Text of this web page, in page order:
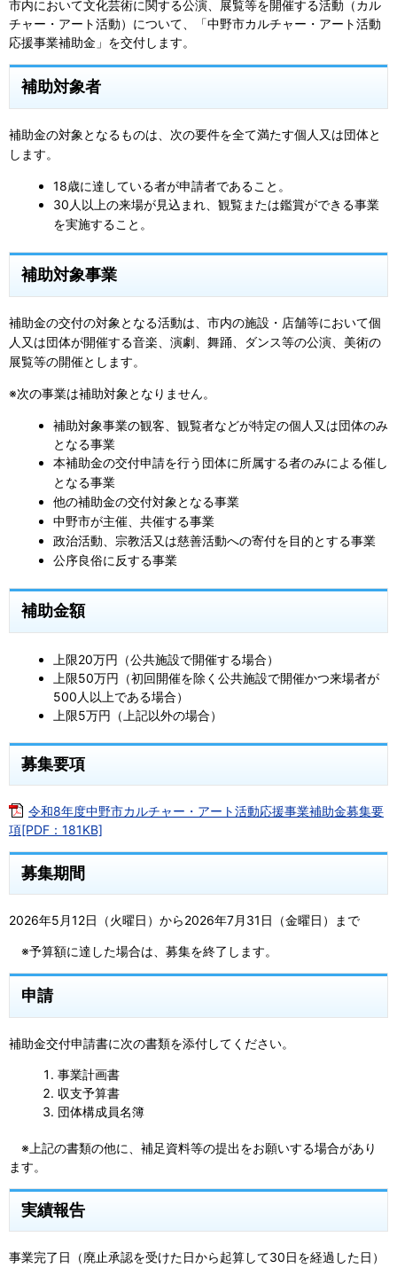
市内において文化芸術に関する公演、展覧等を開催する活動（カル
チャー・アート活動）について、「中野市カルチャー・アート活動
応援事業補助金」を交付します。
補助対象者
補助金の対象となるものは、次の要件を全て満たす個人又は団体と
します。
18歳に達している者が申請者であること。
30人以上の来場が見込まれ、観覧または鑑賞ができる事業
を実施すること。
補助対象事業
補助金の交付の対象となる活動は、市内の施設・店舗等において個
人又は団体が開催する音楽、演劇、舞踊、ダンス等の公演、美術の
展覧等の開催とします。
※次の事業は補助対象となりません。
補助対象事業の観客、観覧者などが特定の個人又は団体のみ
となる事業
本補助金の交付申請を行う団体に所属する者のみによる催し
となる事業
他の補助金の交付対象となる事業
中野市が主催、共催する事業
政治活動、宗教活又は慈善活動への寄付を目的とする事業
公序良俗に反する事業
補助金額
上限20万円（公共施設で開催する場合）
上限50万円（初回開催を除く公共施設で開催かつ来場者が
500人以上である場合）
上限5万円（上記以外の場合）
募集要項
令和8年度中野市カルチャー・アート活動応援事業補助金募集要
項[PDF：181KB]
募集期間
2026年5月12日（火曜日）から2026年7月31日（金曜日）まで
※予算額に達した場合は、募集を終了します。
申請
補助金交付申請書に次の書類を添付してください。
事業計画書
収支予算書
団体構成員名簿
※上記の書類の他に、補足資料等の提出をお願いする場合があり
ます。
実績報告
事業完了日（廃止承認を受けた日から起算して30日を経過した日）